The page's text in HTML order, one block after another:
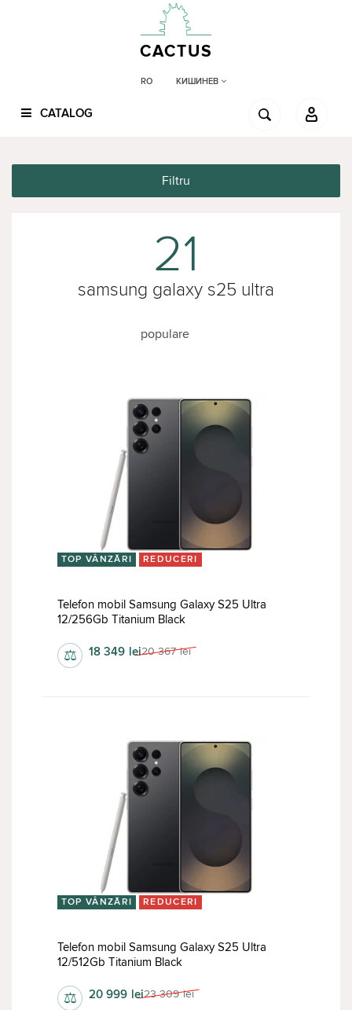
CACTUS
RO КИШИНЕВ
CATALOG
21
samsung galaxy s25 ultra
TOP VÂNZĂRI REDUCERI
Telefon mobil Samsung Galaxy S25 Ultra
12/256Gb Titanium Black
20 367 lei
18 349 lei
⚖
TOP VÂNZĂRI REDUCERI
Telefon mobil Samsung Galaxy S25 Ultra
12/512Gb Titanium Black
23 309 lei
20 999 lei
⚖
Filtru